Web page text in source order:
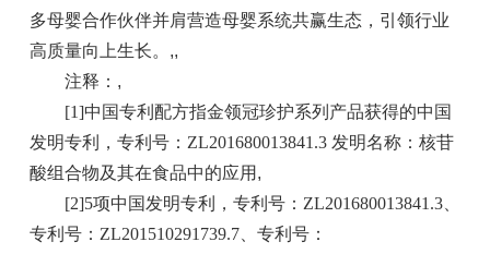
多母婴合作伙伴并肩营造母婴系统共赢生态，引领行业
高质量向上生长。 ,,
注释： ,
[1]中国专利配方指金领冠珍护系列产品获得的中国
发明专利，专利号：ZL201680013841.3 发明名称：核苷
酸组合物及其在食品中的应用 ,
[2]5项中国发明专利，专利号：ZL201680013841.3、
专利号：ZL201510291739.7、专利号：